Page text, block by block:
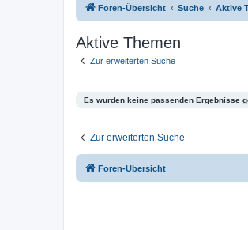
Foren-Übersicht Suche Aktive
Aktive Themen
Zur erweiterten Suche
Es wurden keine passenden Ergebnisse
Zur erweiterten Suche
Foren-Übersicht